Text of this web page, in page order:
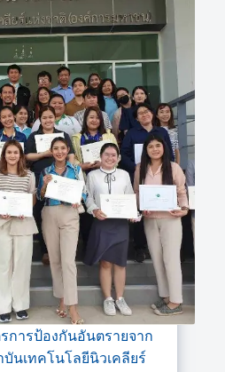
การป้องกันอันตรายจาก
นเทคโนโลยีนิวเคลียร์